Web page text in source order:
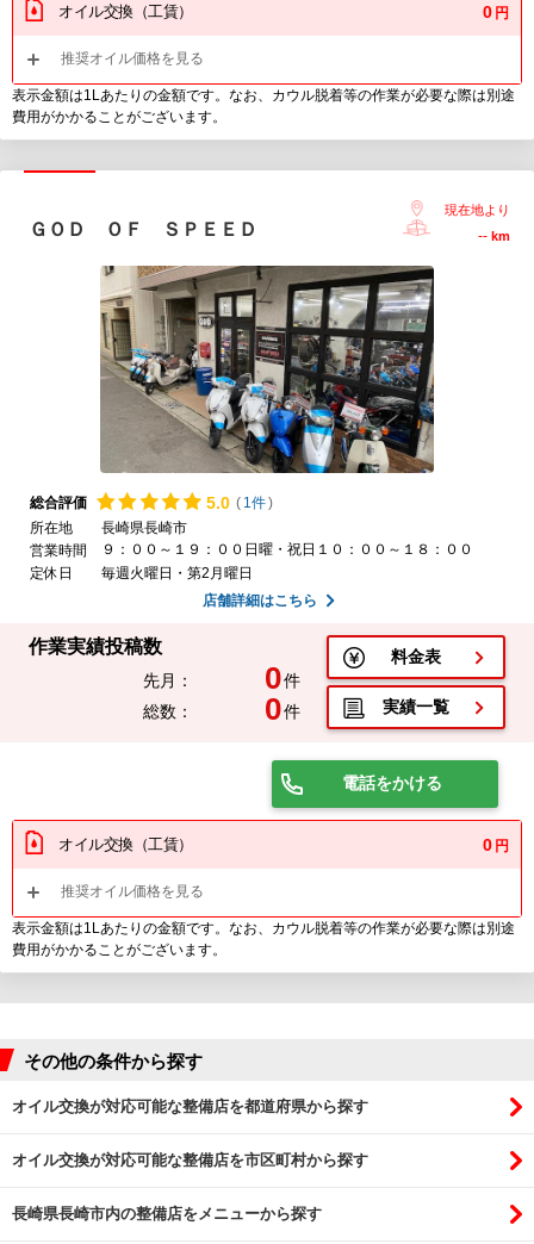
オイル交換（工賃） 0 円
推奨オイル価格を見る
表示金額は1Lあたりの金額です。なお、カウル脱着等の作業が必要な際は別途
費用がかかることがございます。
ＧＯＤ ＯＦ ＳＰＥＥＤ
現在地より
-- km
総合評価 5.0 ( 1件)
所在地
長崎県長崎市
営業時間
９：００～１９：００日曜・祝日１０：００～１８：００
定休日
毎週火曜日・第2月曜日
店舗詳細はこちら
作業実績投稿数
先月： 0件
総数：
0件
料金表
実績一覧
電話をかける
オイル交換（工賃） 0 円
推奨オイル価格を見る
表示金額は1Lあたりの金額です。なお、カウル脱着等の作業が必要な際は別途
費用がかかることがございます。
その他の条件から探す
オイル交換が対応可能な整備店を都道府県から探す
オイル交換が対応可能な整備店を市区町村から探す
長崎県長崎市内の整備店をメニューから探す